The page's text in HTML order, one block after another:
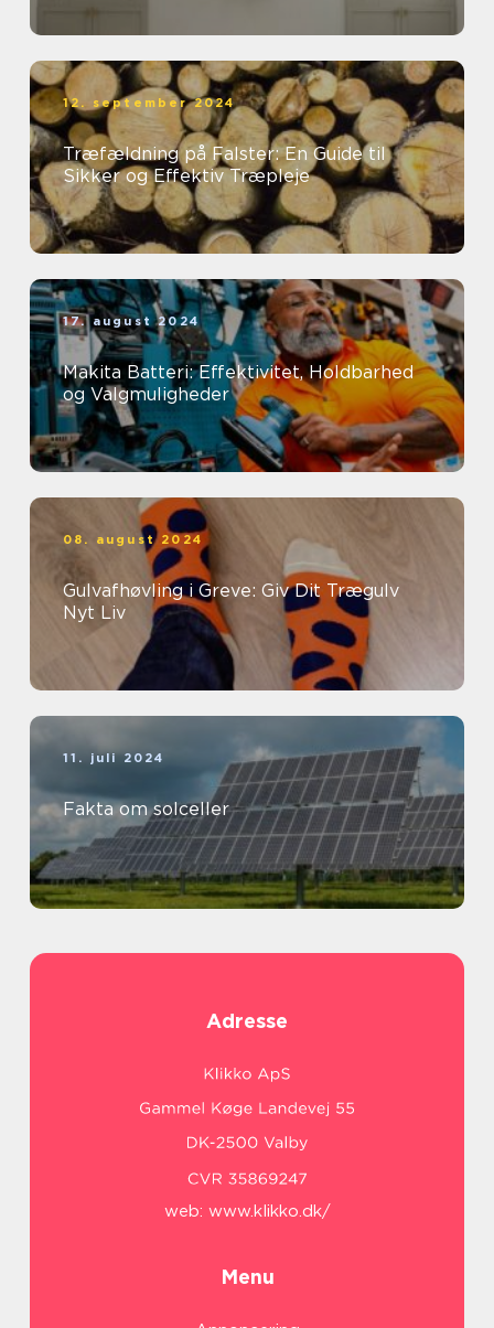
12. september 2024
Træfældning på Falster: En Guide til
Sikker og Effektiv Træpleje
17. august 2024
Makita Batteri: Effektivitet, Holdbarhed
og Valgmuligheder
08. august 2024
Gulvafhøvling i Greve: Giv Dit Trægulv
Nyt Liv
11. juli 2024
Fakta om solceller
Adresse
web: www.klikko.dk/
Menu